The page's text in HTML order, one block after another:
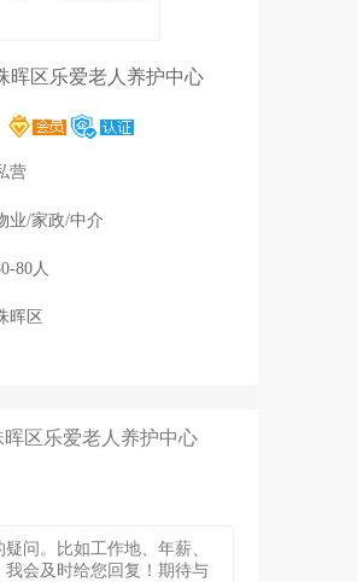
晖区乐爱老人养护中心
营
业/家政/中介
80人
晖区
区乐爱老人养护中心